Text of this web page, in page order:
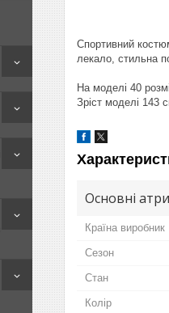
Спортивний
лекало, стильна
На моделі 40
Зріст моделі 143
Основні
Країна виробник
Сезон
Стан
Колір